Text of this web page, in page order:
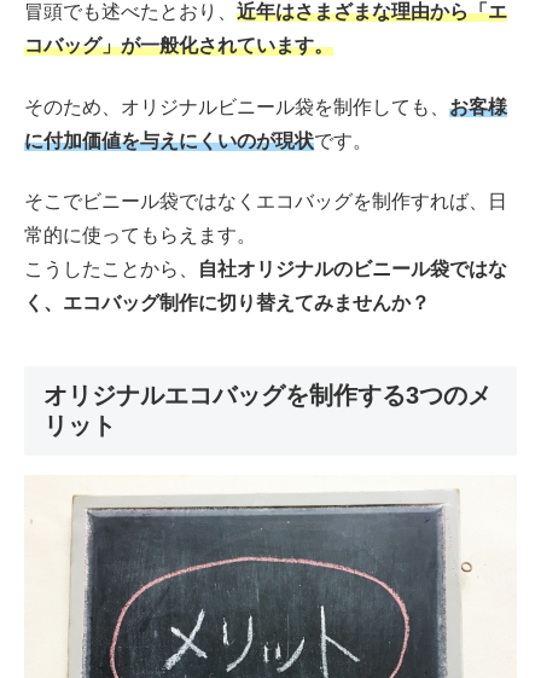
冒頭でも述べたとおり、 近年はさまざまな理由から「エ
コバッグ」が一般化されています。
そのため、オリジナルビニール袋を制作しても、 お客様
に付加価値を与えにくいのが現状です。
そこでビニール袋ではなくエコバッグを制作すれば、日
常的に使ってもらえます。
こうしたことから、
自社オリジナルのビニール袋ではな
く、エコバッグ制作に切り替えてみませんか？
オリジナルエコバッグを制作する3つのメ
リット